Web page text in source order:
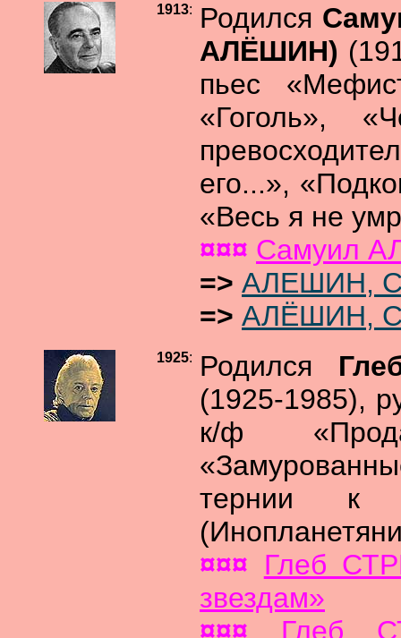
1913: Родился
АЛЁШИН)
пьес
«Гоголь»,
его...»,
«Весь я не
¤¤¤ Самуил
=> АЛЕШИН,
=> АЛЁШИН,
1925: Родился
(1925-1985),
к/ф
тернии к
¤¤¤ Глеб
звездам»
¤¤¤
Глеб